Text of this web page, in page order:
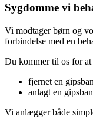
Sygdomme vi
Vi modtager børn og
forbindelse med en
Du kommer til os for at
fjernet en
anlagt en
Vi anlægger både